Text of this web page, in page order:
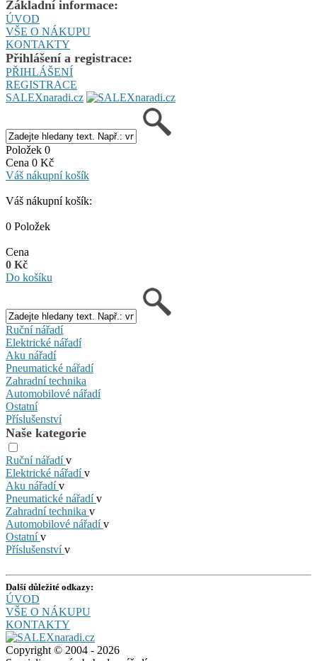
Základní informace:
ÚVOD
VŠE O NÁKUPU
KONTAKTY
Přihlášení a registrace:
PŘIHLÁŠENÍ
REGISTRACE
SALEXnaradi.cz
Položek 0
Cena 0 Kč
Váš nákupní košík
Váš nákupní košík:
0 Položek
Cena
0 Kč
Do košíku
Ruční nářadí
Elektrické nářadí
Aku nářadí
Pneumatické nářadí
Zahradní technika
Automobilové nářadí
Ostatní
Příslušenství
Naše kategorie
Ruční nářadív
Elektrické nářadív
Aku nářadív
Pneumatické nářadív
Zahradní technika v
Automobilové nářadív
Ostatnív
Příslušenstvív
Další důležité odkazy:
ÚVOD
VŠE O NÁKUPU
KONTAKTY
Copyright © 2004 - 2026